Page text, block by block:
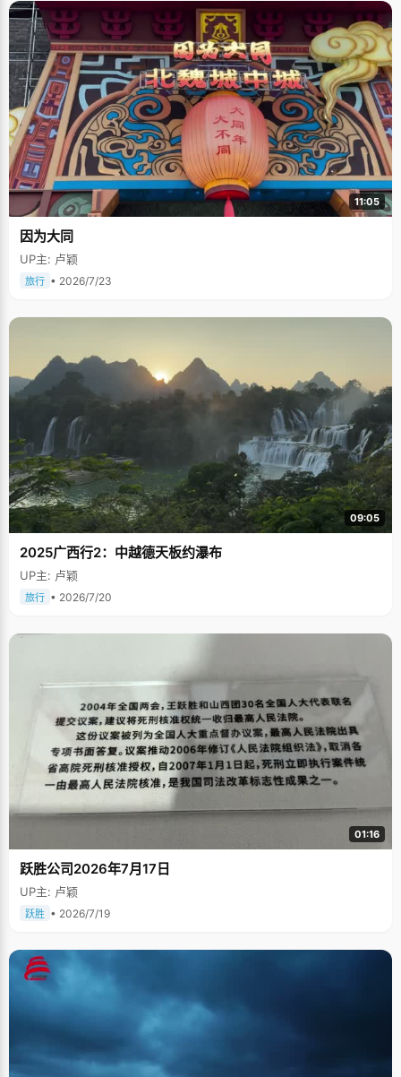
11:05
因为大同
UP主: 卢颖
旅行 • 2026/7/23
09:05
2025广西行2：中越德天板约瀑布
UP主: 卢颖
旅行 • 2026/7/20
01:16
跃胜公司2026年7月17日
UP主: 卢颖
跃胜 • 2026/7/19